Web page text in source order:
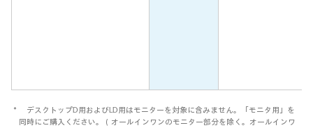
＊ デスクトップD用およびLD用はモニターを対象に含みません。「モニタ用」を
同時にご購入ください。（オールインワンのモニター部分を除く。オールインワ